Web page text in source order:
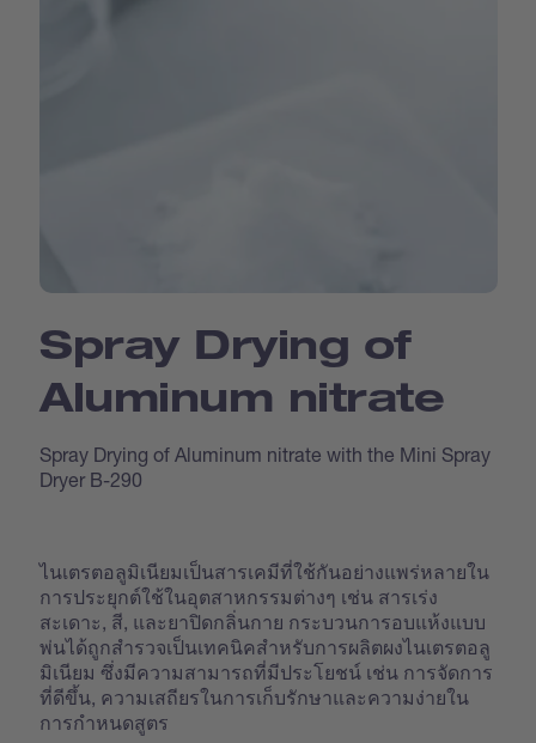
Spray Drying of
Aluminum nitrate
Spray Drying of Aluminum nitrate with the Mini Spray
Dryer B-290
ไนเตรตอลูมิเนียมเป็นสารเคมีที่ใช้กันอย่างแพร่หลายใน
การประยุกต์ใช้ในอุตสาหกรรมต่างๆ เช่น สารเร่ง
สะเดาะ, สี, และยาปิดกลิ่นกาย กระบวนการอบแห้งแบบ
พ่นได้ถูกสำรวจเป็นเทคนิคสำหรับการผลิตผงไนเตรตอลู
มิเนียม ซึ่งมีความสามารถที่มีประโยชน์ เช่น การจัดการ
ที่ดีขึ้น, ความเสถียรในการเก็บรักษาและความง่ายใน
การกำหนดสูตร